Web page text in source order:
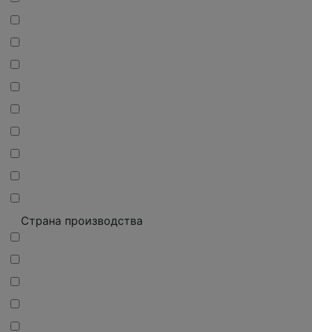
Страна производства